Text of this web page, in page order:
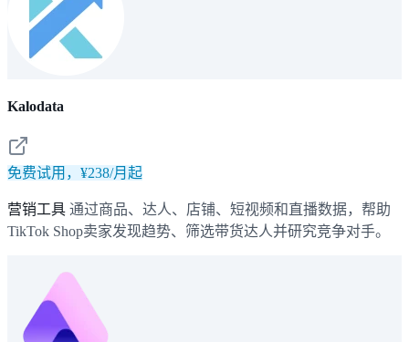
Kalodata
免费试用，¥238/月起
营销工具 通过商品、达人、店铺、短视频和直播数据，帮助
TikTok Shop卖家发现趋势、筛选带货达人并研究竞争对手。